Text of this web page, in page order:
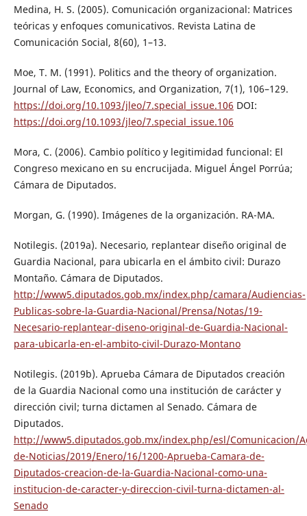
Medina, H. S. (2005). Comunicación organizacional: Matrices
teóricas y enfoques comunicativos. Revista Latina de
Comunicación Social, 8(60), 1–13.
Moe, T. M. (1991). Politics and the theory of organization.
Journal of Law, Economics, and Organization, 7(1), 106–129.
https://doi.org/10.1093/jleo/7.special_issue.106 DOI:
https://doi.org/10.1093/jleo/7.special_issue.106
Mora, C. (2006). Cambio político y legitimidad funcional: El
Congreso mexicano en su encrucijada. Miguel Ángel Porrúa;
Cámara de Diputados.
Morgan, G. (1990). Imágenes de la organización. RA-MA.
Notilegis. (2019a). Necesario, replantear diseño original de
Guardia Nacional, para ubicarla en el ámbito civil: Durazo
Montaño. Cámara de Diputados.
http://www5.diputados.gob.mx/index.php/camara/Audiencias-
Publicas-sobre-la-Guardia-Nacional/Prensa/Notas/19-
Necesario-replantear-diseno-original-de-Guardia-Nacional-
para-ubicarla-en-el-ambito-civil-Durazo-Montano
Notilegis. (2019b). Aprueba Cámara de Diputados creación
de la Guardia Nacional como una institución de carácter y
dirección civil; turna dictamen al Senado. Cámara de
Diputados.
http://www5.diputados.gob.mx/index.php/esl/Comunicacion/
de-Noticias/2019/Enero/16/1200-Aprueba-Camara-de-
Diputados-creacion-de-la-Guardia-Nacional-como-una-
institucion-de-caracter-y-direccion-civil-turna-dictamen-al-
Senado